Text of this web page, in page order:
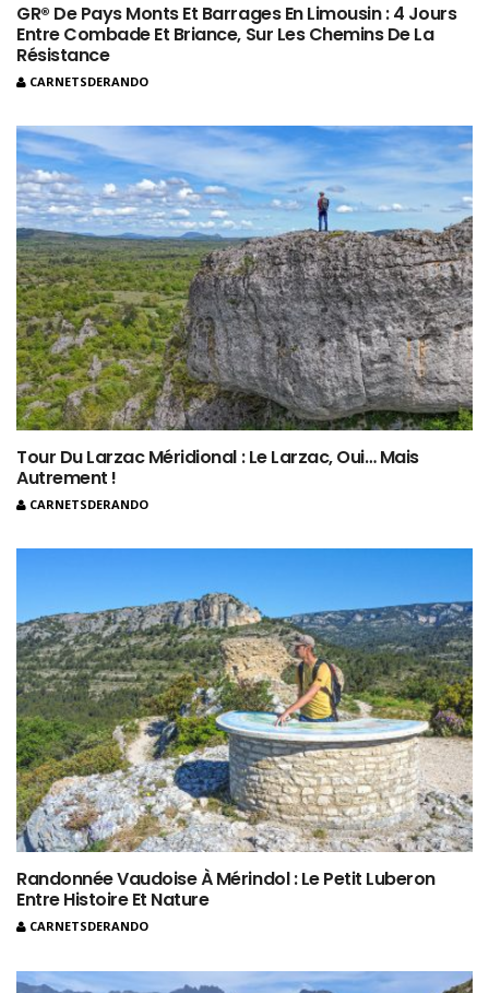
GR® De Pays Monts Et Barrages En Limousin : 4 Jours
Entre Combade Et Briance, Sur Les Chemins De La
Résistance
CARNETSDERANDO
Tour Du Larzac Méridional : Le Larzac, Oui… Mais
Autrement !
CARNETSDERANDO
Randonnée Vaudoise À Mérindol : Le Petit Luberon
Entre Histoire Et Nature
CARNETSDERANDO